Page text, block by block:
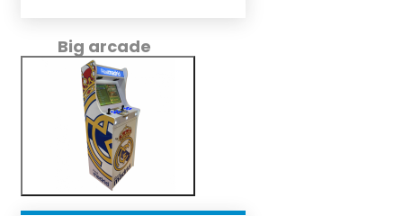
Big arcade